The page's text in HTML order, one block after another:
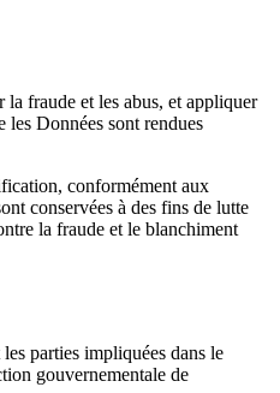
la fraude et les abus, et appliquer
Données sont rendues
conformément aux
conservées à des fins de lutte
la fraude et le blanchiment
parties impliquées dans le
gouvernementale de